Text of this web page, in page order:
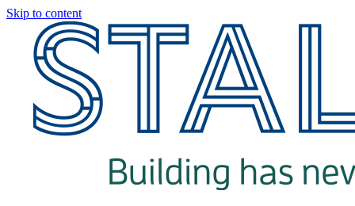
Skip to content